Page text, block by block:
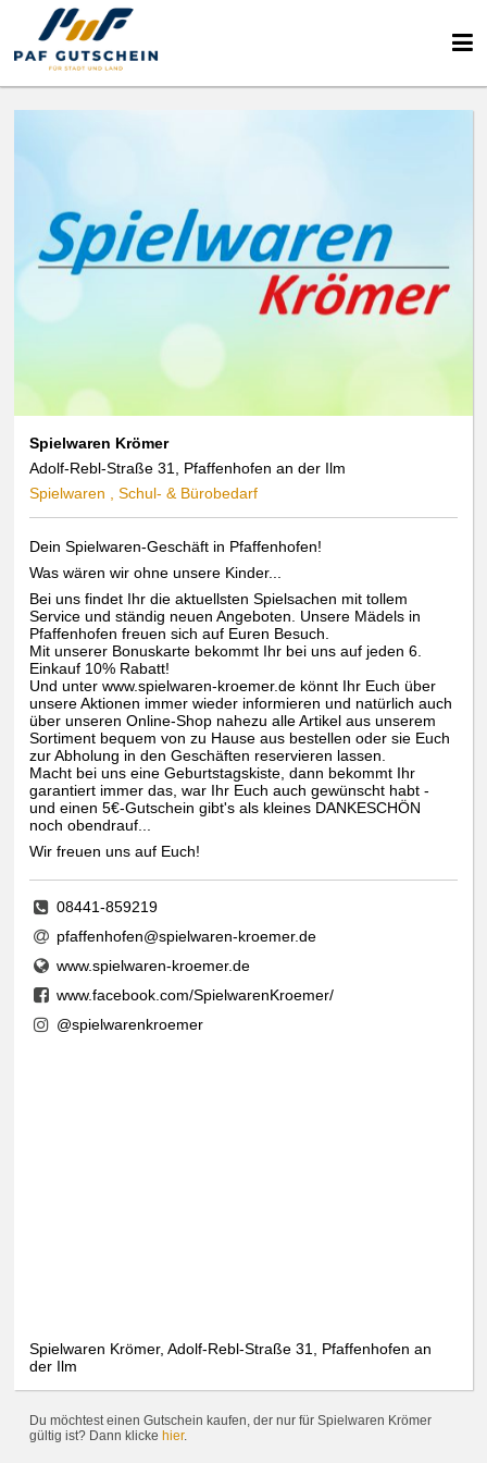
Spielwaren Krömer
Adolf-Rebl-Straße 31, Pfaffenhofen an der Ilm
Spielwaren , Schul- & Bürobedarf
Dein Spielwaren-Geschäft in Pfaffenhofen!
Was wären wir ohne unsere Kinder...
Bei uns findet Ihr die aktuellsten Spielsachen mit tollem
Service und ständig neuen Angeboten. Unsere Mädels in
Pfaffenhofen freuen sich auf Euren Besuch.
Mit unserer Bonuskarte bekommt Ihr bei uns auf jeden 6.
Einkauf 10% Rabatt!
Und unter www.spielwaren-kroemer.de könnt Ihr Euch über
unsere Aktionen immer wieder informieren und natürlich auch
über unseren Online-Shop nahezu alle Artikel aus unserem
Sortiment bequem von zu Hause aus bestellen oder sie Euch
zur Abholung in den Geschäften reservieren lassen.
Macht bei uns eine Geburtstagskiste, dann bekommt Ihr
garantiert immer das, war Ihr Euch auch gewünscht habt -
und einen 5€-Gutschein gibt's als kleines DANKESCHÖN
noch obendrauf...
Wir freuen uns auf Euch!
08441-859219
pfaffenhofen@spielwaren-kroemer.de
www.spielwaren-kroemer.de
www.facebook.com/SpielwarenKroemer/
@spielwarenkroemer
Spielwaren Krömer, Adolf-Rebl-Straße 31, Pfaffenhofen an
der Ilm
Du möchtest einen Gutschein kaufen, der nur für Spielwaren Krömer
gültig ist? Dann klicke hier.